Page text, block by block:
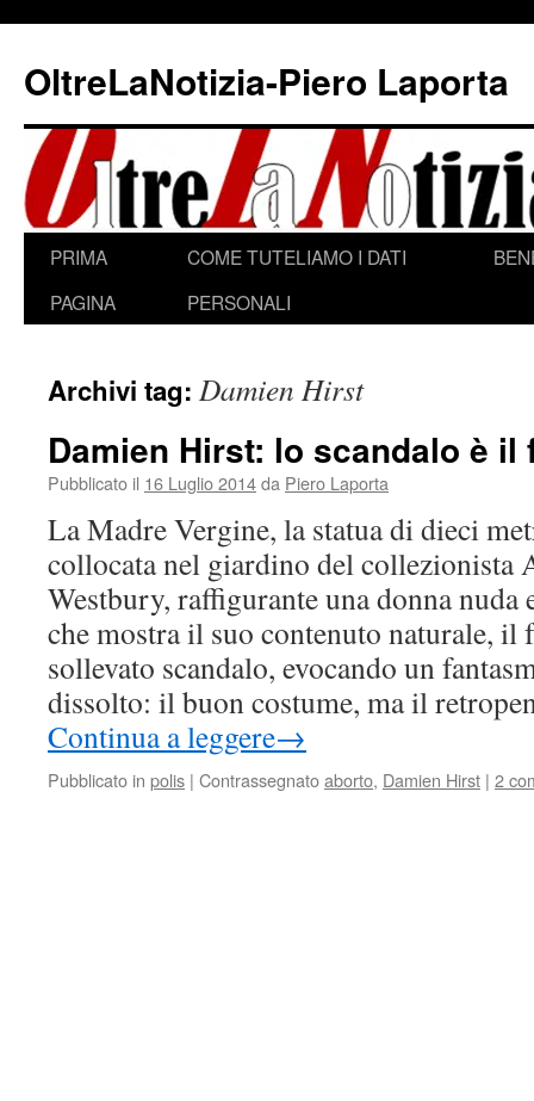
contenuto
OltreLaNotizia-Piero Laporta
PRIMA
PAGINA
COME TUTELIAMO I DATI
PERSONALI
Archivi tag: Damien Hirst
Damien Hirst: lo scandalo è il
Pubblicato il 16 Luglio 2014da Piero Laporta
La Madre Vergine, la statua di dieci
collocata nel giardino del collezionista
Westbury, raffigurante una donna
che mostra il suo contenuto naturale, il
sollevato scandalo, evocando un
dissolto: il buon costume, ma il
Continua a leggere→
Pubblicato in polis | Contrassegnatoaborto, Damien Hirst | 2